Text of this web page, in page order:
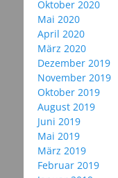
Oktober 2020
Mai 2020
April 2020
März 2020
Dezember 2019
November 2019
Oktober 2019
August 2019
Juni 2019
Mai 2019
März 2019
Februar 2019